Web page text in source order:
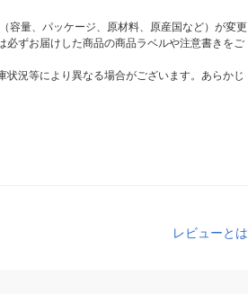
容量、パッケージ、原材料、原産国など）が変更
ずお届けした商品の商品ラベルや注意書きをご
況等により異なる場合がございます。あらかじ
レビューとは